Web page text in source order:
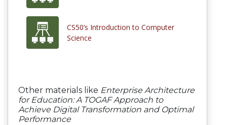
CS50’s Introduction to Computer
Science
Other materials like Enterprise Architecture
for Education: A TOGAF Approach to
Achieve Digital Transformation and Optimal
Performance